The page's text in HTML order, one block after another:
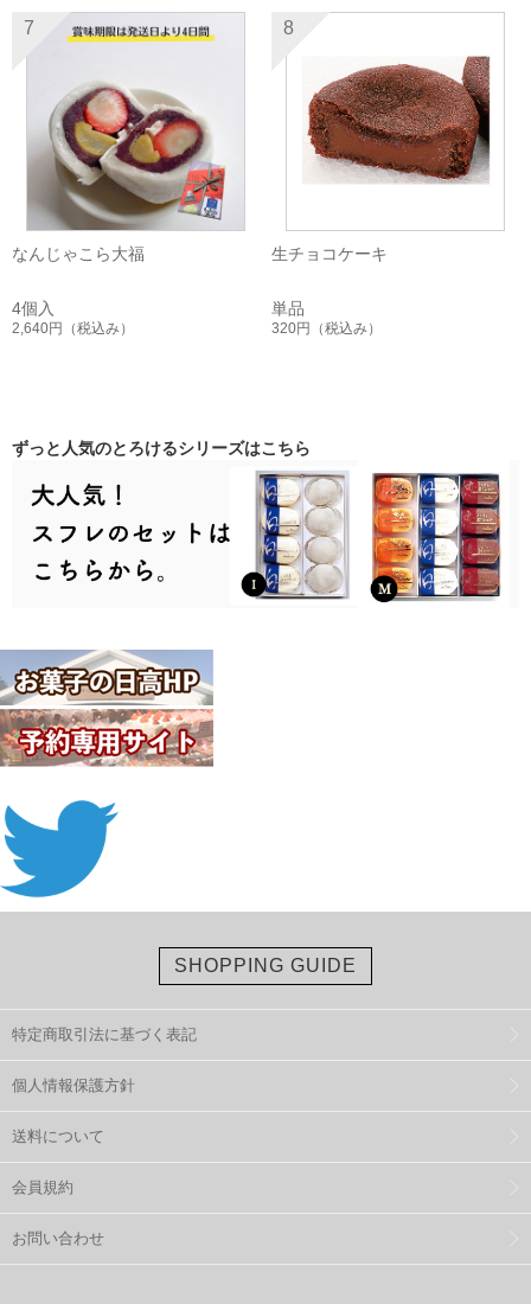
7
なんじゃこら大福
4個入
2,640円 （税込み）
8
生チョコケーキ
単品
320円 （税込み）
ずっと人気のとろけるシリーズはこちら
SHOPPING GUIDE
特定商取引法に基づく表記
個人情報保護方針
送料について
会員規約
お問い合わせ